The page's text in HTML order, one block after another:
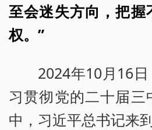
至会迷失方向，把握
权。”
2024年10月16
习贯彻党的二十届三
中，习近平总书记来